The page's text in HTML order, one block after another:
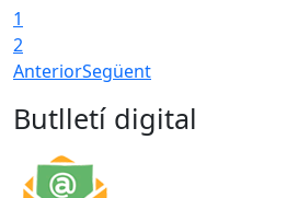
1
2
AnteriorSegüent
Butlletí digital